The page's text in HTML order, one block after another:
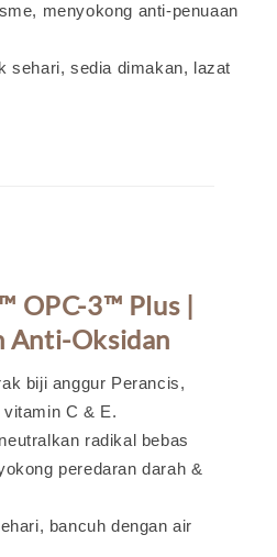
menyokong anti-penuaan
sehari, sedia dimakan, lazat
OPC-3™ Plus |
Anti-Oksidan
biji anggur Perancis,
C & E.
radikal bebas
peredaran darah &
bancuh dengan air